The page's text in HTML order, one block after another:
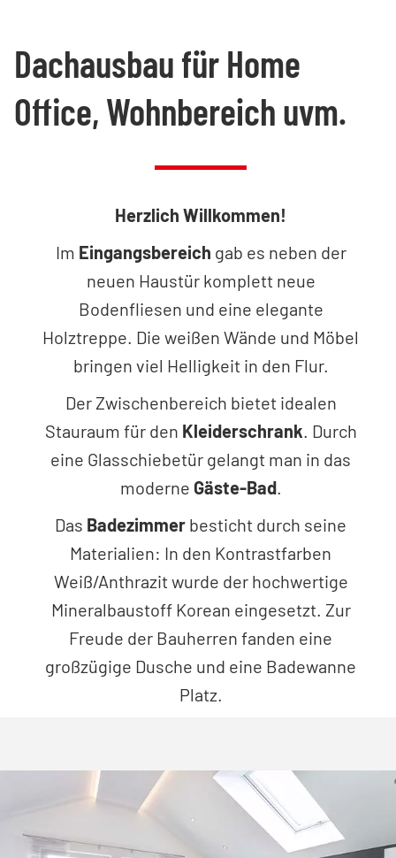
Dachausbau für Home
Office, Wohnbereich uvm.
Herzlich Willkommen!
Im Eingangsbereich gab es neben der
neuen Haustür komplett neue
Bodenfliesen und eine elegante
Holztreppe. Die weißen Wände und Möbel
bringen viel Helligkeit in den Flur.
Der Zwischenbereich bietet idealen
Stauraum für den Kleiderschrank . Durch
eine Glasschiebetür gelangt man in das
moderne Gäste-Bad.
Das Badezimmer besticht durch seine
Materialien: In den Kontrastfarben
Weiß/Anthrazit wurde der hochwertige
Mineralbaustoff Korean eingesetzt. Zur
Freude der Bauherren fanden eine
großzügige Dusche und eine Badewanne
Platz.